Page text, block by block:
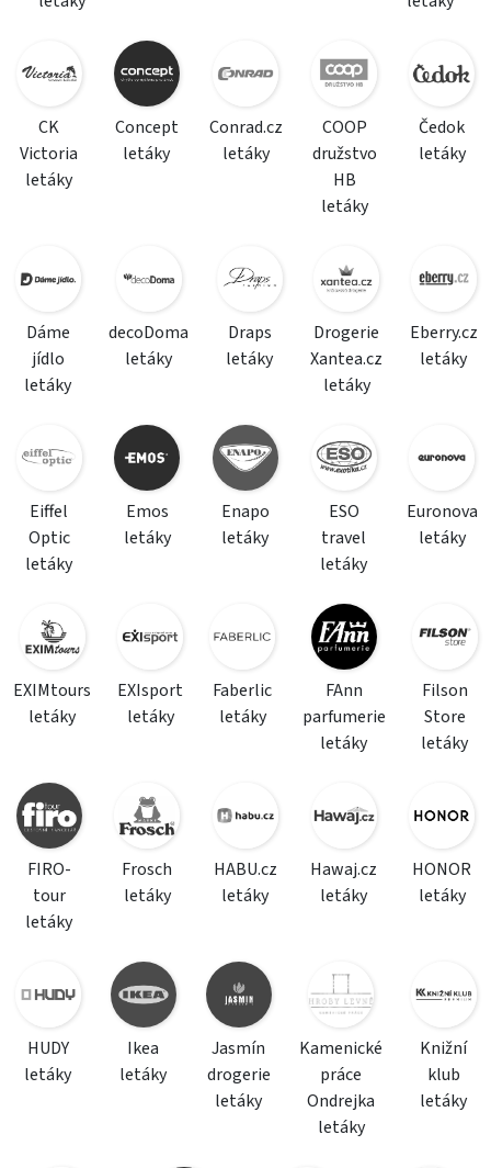
CK
Victoria
letáky
Concept
letáky
Conrad.cz
letáky
COOP
družstvo
HB
letáky
Čedok
letáky
Dáme
jídlo
letáky
decoDoma
letáky
Draps
letáky
Drogerie
Xantea.cz
letáky
Eberry.cz
letáky
Eiffel
Optic
letáky
Emos
letáky
Enapo
letáky
ESO
travel
letáky
Euronova
letáky
EXIMtours
letáky
EXIsport
letáky
Faberlic
letáky
FAnn
parfumerie
letáky
Filson
Store
letáky
FIRO-
tour
letáky
Frosch
letáky
HABU.cz
letáky
Hawaj.cz
letáky
HONOR
letáky
HUDY
letáky
Ikea
letáky
Jasmín
drogerie
letáky
Kamenické
práce
Ondrejka
letáky
Knižní
klub
letáky